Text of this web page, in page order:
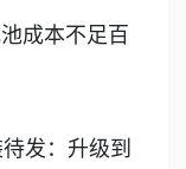
成本不足百
发：升级到